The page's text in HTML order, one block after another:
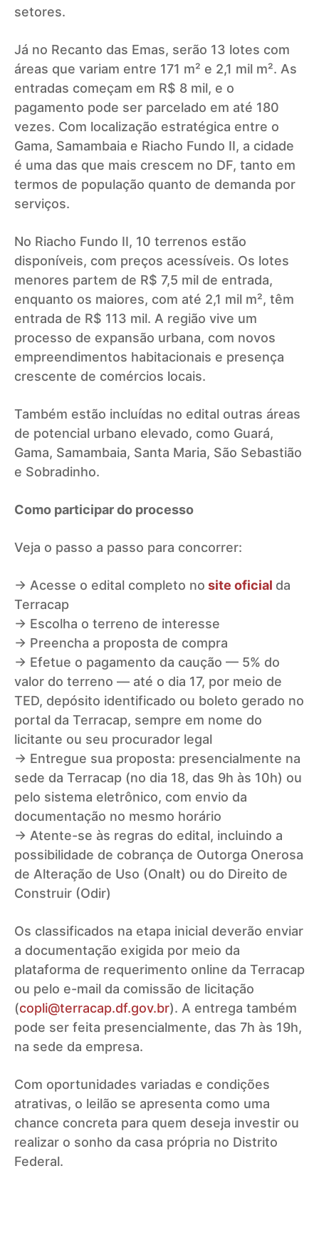
setores.
Já no Recanto das Emas, serão 13 lotes com
áreas que variam entre 171 m² e 2,1 mil m². As
entradas começam em R$ 8 mil, e o
pagamento pode ser parcelado em até 180
vezes. Com localização estratégica entre o
Gama, Samambaia e Riacho Fundo II, a cidade
é uma das que mais crescem no DF, tanto em
termos de população quanto de demanda por
serviços.
No Riacho Fundo II, 10 terrenos estão
disponíveis, com preços acessíveis. Os lotes
menores partem de R$ 7,5 mil de entrada,
enquanto os maiores, com até 2,1 mil m², têm
entrada de R$ 113 mil. A região vive um
processo de expansão urbana, com novos
empreendimentos habitacionais e presença
crescente de comércios locais.
Também estão incluídas no edital outras áreas
de potencial urbano elevado, como Guará,
Gama, Samambaia, Santa Maria, São Sebastião
e Sobradinho.
Como participar do processo
Veja o passo a passo para concorrer:
→ Acesse o edital completo no site oficial da
Terracap
→ Escolha o terreno de interesse
→ Preencha a proposta de compra
→ Efetue o pagamento da caução — 5% do
valor do terreno — até o dia 17, por meio de
TED, depósito identificado ou boleto gerado no
portal da Terracap, sempre em nome do
licitante ou seu procurador legal
→ Entregue sua proposta: presencialmente na
sede da Terracap (no dia 18, das 9h às 10h) ou
pelo sistema eletrônico, com envio da
documentação no mesmo horário
→ Atente-se às regras do edital, incluindo a
possibilidade de cobrança de Outorga Onerosa
de Alteração de Uso (Onalt) ou do Direito de
Construir (Odir)
Os classificados na etapa inicial deverão enviar
a documentação exigida por meio da
plataforma de requerimento online da Terracap
ou pelo e-mail da comissão de licitação
(copli@terracap.df.gov.br). A entrega também
pode ser feita presencialmente, das 7h às 19h,
na sede da empresa.
Com oportunidades variadas e condições
atrativas, o leilão se apresenta como uma
chance concreta para quem deseja investir ou
realizar o sonho da casa própria no Distrito
Federal.